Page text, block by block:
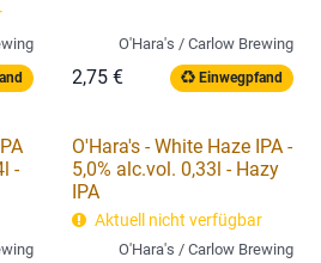
O'Hara's / Carlow Brewing
2,75€ Einwegpfand
-
O'Hara's - White Haze IPA -
5,0% alc.vol. 0,33l - Hazy
IPA
Aktuell nicht verfügbar
O'Hara's / Carlow Brewing